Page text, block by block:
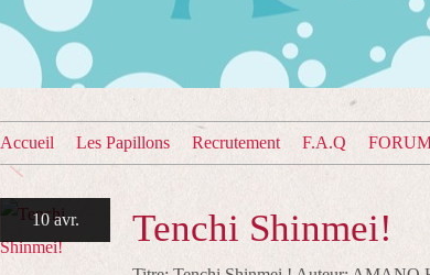
Accueil Les Papillons Recrutement F.A.Q
10 avr. Tenchi Shinmei!